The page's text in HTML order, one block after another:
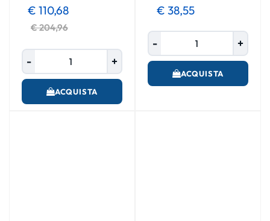
€ 204,96
€ 110,68
ACQUISTA
€ 38,55
ACQUISTA